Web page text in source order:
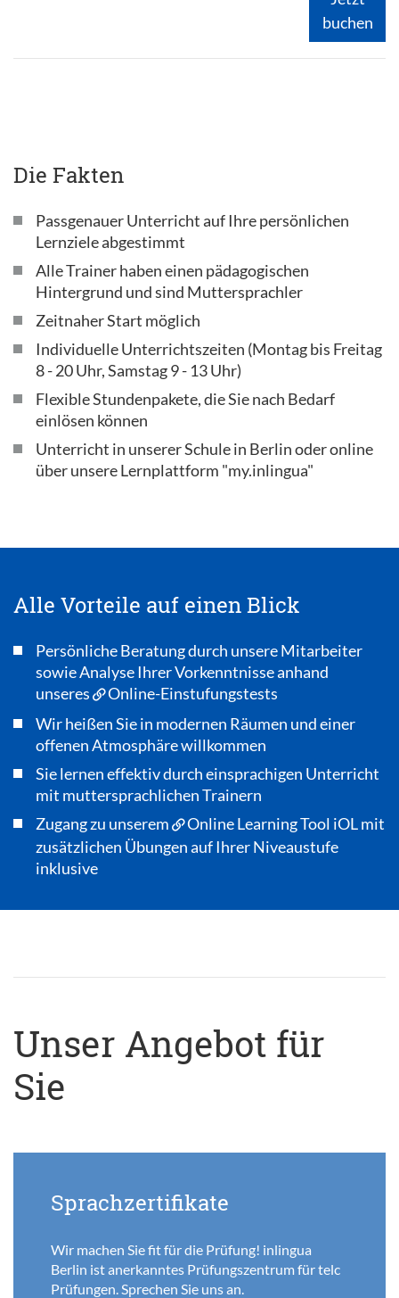
buchen
Die Fakten
Passgenauer Unterricht auf Ihre persönlichen
Lernziele abgestimmt
Alle Trainer haben einen pädagogischen
Hintergrund und sind Muttersprachler
Zeitnaher Start möglich
Individuelle Unterrichtszeiten (Montag bis Freitag
8 - 20 Uhr, Samstag 9 - 13 Uhr)
Flexible Stundenpakete, die Sie nach Bedarf
einlösen können
Unterricht in unserer Schule in Berlin oder online
über unsere Lernplattform "my.inlingua"
Alle Vorteile auf einen Blick
Persönliche Beratung durch unsere Mitarbeiter
sowie Analyse Ihrer Vorkenntnisse anhand
unseres
Online-Einstufungstests
Wir heißen Sie in modernen Räumen und einer
offenen Atmosphäre willkommen
Sie lernen effektiv durch einsprachigen Unterricht
mit muttersprachlichen Trainern
Zugang zu unserem
Online Learning Tool iOLmit
zusätzlichen Übungen auf Ihrer Niveaustufe
inklusive
Unser Angebot für
Sie
Sprachzertifikate
Wir machen Sie fit für die Prüfung! inlingua
Berlin ist anerkanntes Prüfungszentrum für telc
Prüfungen. Sprechen Sie uns an.